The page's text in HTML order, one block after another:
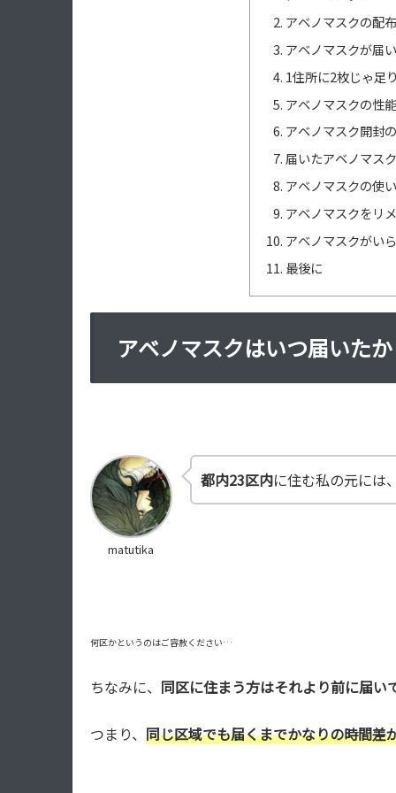
アベノマスクの配
アベノマスクが届
1住所に2枚じゃ足
アベノマスクの性能
アベノマスク開封
届いたアベノマス
アベノマスクの使
アベノマスクをリ
アベノマスクがい
最後に
アベノマスクはいつ届いたか
matutika
都内23区内に住む私の元には
何区かというのはご容赦ください…
ちなみに、 同区に住まう方はそれより前に届い
つまり、 同じ区域でも届くまでかなりの時間差